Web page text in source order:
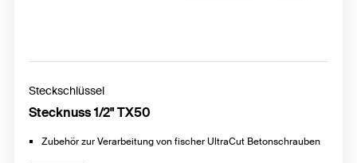
Steckschlüssel
Stecknuss 1/2" TX50
Zubehör zur Verarbeitung von fischer UltraCut Betonschrauben